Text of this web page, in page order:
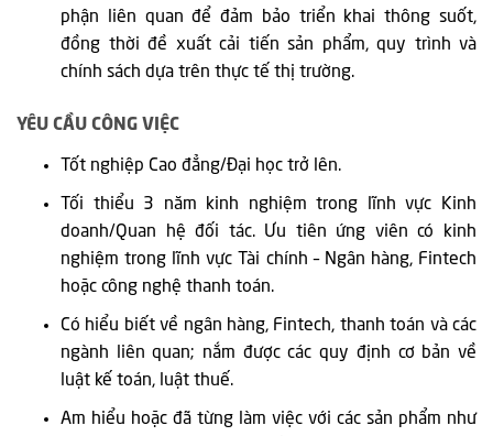
phận liên quan để đảm bảo triển khai thông suốt,
đồng thời đề xuất cải tiến sản phẩm, quy trình và
chính sách dựa trên thực tế thị trường.
YÊU CẦU CÔNG VIỆC
Tốt nghiệp Cao đẳng/Đại học trở lên.
Tối thiểu 3 năm kinh nghiệm trong lĩnh vực Kinh
doanh/Quan hệ đối tác. Ưu tiên ứng viên có kinh
nghiệm trong lĩnh vực Tài chính – Ngân hàng, Fintech
hoặc công nghệ thanh toán.
Có hiểu biết về ngân hàng, Fintech, thanh toán và các
ngành liên quan; nắm được các quy định cơ bản về
luật kế toán, luật thuế.
Am hiểu hoặc đã từng làm việc với các sản phẩm như